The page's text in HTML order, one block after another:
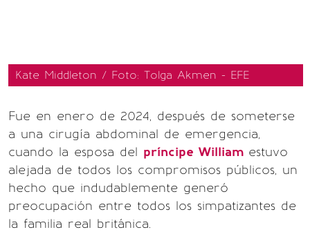
Kate Middleton / Foto: Tolga Akmen - EFE
Fue en enero de 2024, después de someterse
a una cirugía abdominal de emergencia,
cuando la esposa del príncipe William estuvo
alejada de todos los compromisos públicos, un
hecho que indudablemente generó
preocupación entre todos los simpatizantes de
la familia real británica.